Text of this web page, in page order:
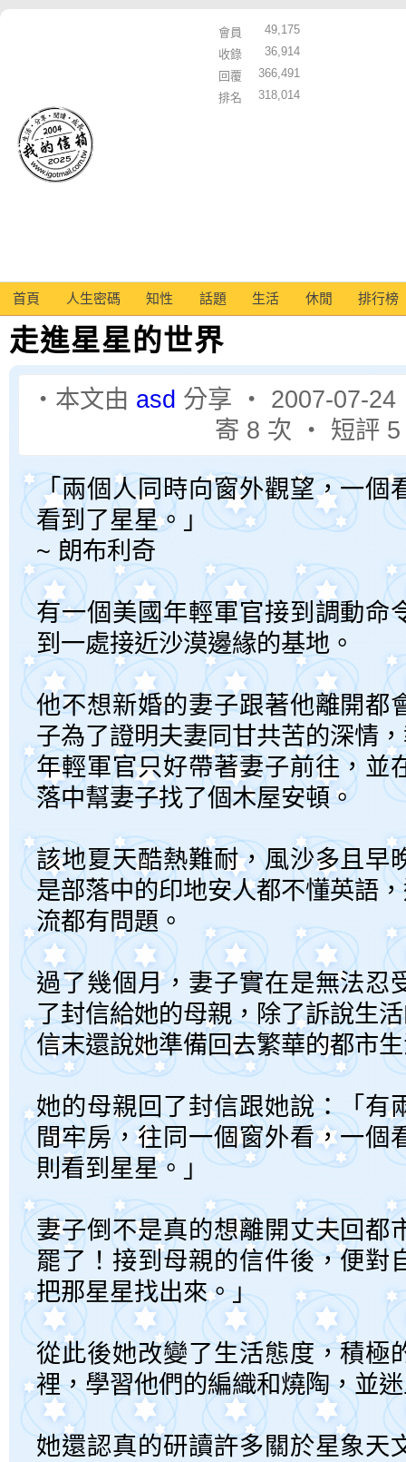
會員
49,175
收錄
36,914
回覆
366,491
排名
318,014
首頁 人生密碼 知性 話題 生活 休閒 排行榜
走進星星的世界
‧本文由 asd 分享 ‧ 2007-07-
寄 8 次 ‧ 短評
「兩個人同時向窗外觀望，一個
看到了星星。」
~ 朗布利奇
有一個美國年輕軍官接到調動命
到一處接近沙漠邊緣的基地。
他不想新婚的妻子跟著他離開都
子為了證明夫妻同甘共苦的深情
年輕軍官只好帶著妻子前往，並
落中幫妻子找了個木屋安頓。
該地夏天酷熱難耐，風沙多且早
是部落中的印地安人都不懂英語
流都有問題。
過了幾個月，妻子實在是無法忍
了封信給她的母親，除了訴說生
信末還說她準備回去繁華的都市
她的母親回了封信跟她說：「有
間牢房，往同一個窗外看，一個
則看到星星。」
妻子倒不是真的想離開丈夫回都
罷了！接到母親的信件後，便對
把那星星找出來。」
從此後她改變了生活態度，積極
裡，學習他們的編織和燒陶，並
她還認真的研讀許多關於星象天